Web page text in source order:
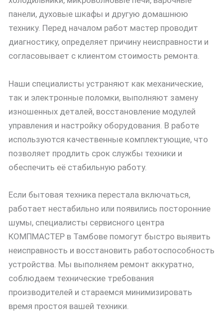
панели, духовые шкафы и другую домашнюю
технику. Перед началом работ мастер проводит
диагностику, определяет причину неисправности и
согласовывает с клиентом стоимость ремонта.
Наши специалисты устраняют как механические,
так и электронные поломки, выполняют замену
изношенных деталей, восстановление модулей
управления и настройку оборудования. В работе
используются качественные комплектующие, что
позволяет продлить срок службы техники и
обеспечить её стабильную работу.
Если бытовая техника перестала включаться,
работает нестабильно или появились посторонние
шумы, специалисты сервисного центра
КОМПМАСТЕР в Тамбове помогут быстро выявить
неисправность и восстановить работоспособность
устройства. Мы выполняем ремонт аккуратно,
соблюдаем технические требования
производителей и стараемся минимизировать
время простоя вашей техники.